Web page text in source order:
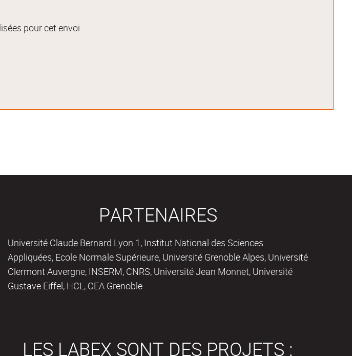
pour cet envoi.
PARTENAIRES
Université Claude Bernard Lyon 1, Institut National des Sciences
Appliquées, Ecole Normale Supérieure, Université Grenoble Alpes, Université
Clermont Auvergne, INSERM, CNRS, Université Jean Monnet, Université
Gustave Eiffel, HCL, CEA Grenoble
LES LABEX SONT DES PROJETS :